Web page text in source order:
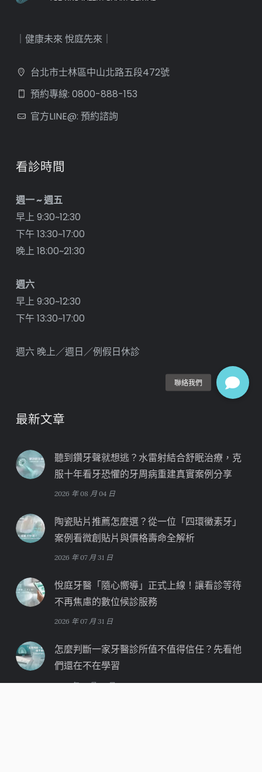
閱讀更多
官方LINE@: 預約諮詢
週一 ~ 週五
早上 9:30~12:30
晚上 18:00~21:30
早上 9:30~12:30
下午 13:30~17:00